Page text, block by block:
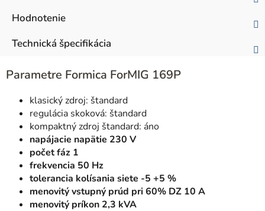
Hodnotenie
Technická špecifikácia
Parametre Formica ForMIG 169P
klasický zdroj: štandard
regulácia skoková: štandard
kompaktný zdroj štandard: áno
napájacie napätie 230 V
počet fáz 1
frekvencia 50 Hz
tolerancia kolísania siete -5 +5 %
menovitý vstupný prúd pri 60% DZ 10 A
menovitý príkon 2,3 kVA